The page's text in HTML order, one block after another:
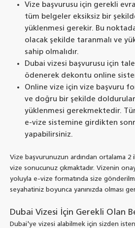
Vize başvurusu için gerekli
tüm belgeler eksiksiz bir
yüklenmesi gerekir. Bu
olacak şekilde taranmalı ve
sahip olmalıdır.
Dubai vizesi başvurusu için
ödenerek dekontu online
Online vize için vize başvuru
ve doğru bir şekilde
yüklenmesi gerekmektedir.
e-vize sistemine girdikten
yapabilirsiniz.
Vize başvurunuzun ardından ortalama 2
vize sonucunuz çıkmaktadır. Vizenin
yoluyla e-vize formatında size
seyahatiniz boyunca yanınızda olması
Dubai Vizesi İçin Gerekli Olan
Dubai'ye vizesi alabilmek için sizden